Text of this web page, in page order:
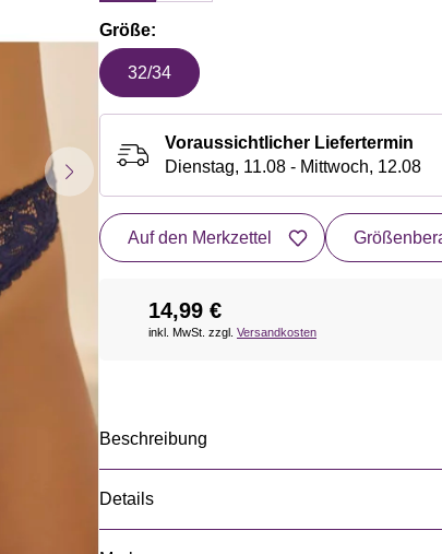
Größe:
32/34
Voraussichtlicher Liefertermin
Dienstag, 11.08 - Mittwoch, 12.08
Auf den Merkzettel
14,99 €
inkl. MwSt. zzgl. Versandkosten
Beschreibung
Details